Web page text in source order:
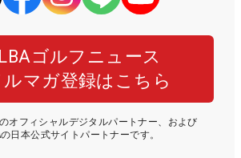
ゴルフニュース
ルマガ登録はこちら
オフィシャルデジタルパートナー、および
の日本公式サイトパートナーです。